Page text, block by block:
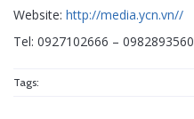
Website: http://media.ycn.vn//
Tel: 0927102666 – 0982893560
Tags: